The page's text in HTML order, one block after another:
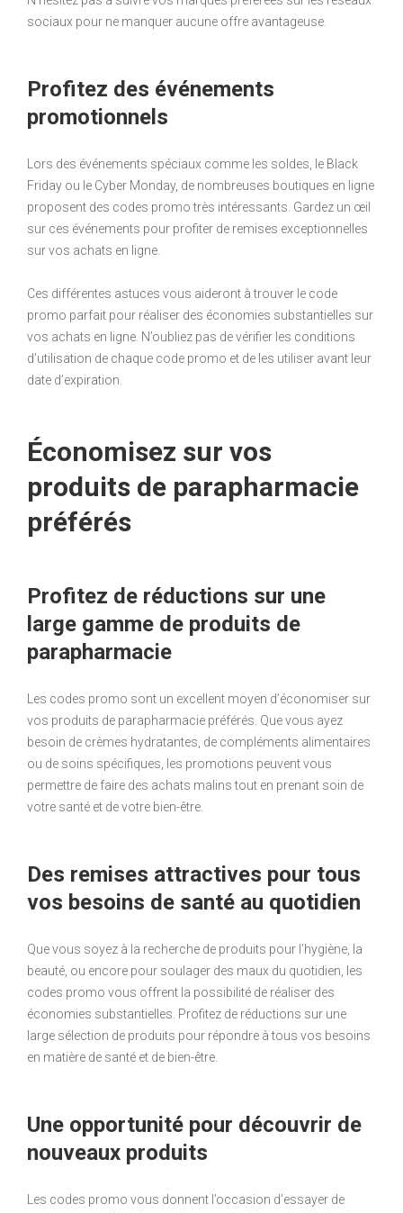
sociaux pour ne manquer aucune offre avantageuse.
Profitez des événements
promotionnels
Lors des événements spéciaux comme les soldes, le Black
Friday ou le Cyber Monday, de nombreuses boutiques en ligne
proposent des codes promo très intéressants. Gardez un œil
sur ces événements pour profiter de remises exceptionnelles
sur vos achats en ligne.
Ces différentes astuces vous aideront à trouver le code
promo parfait pour réaliser des économies substantielles sur
vos achats en ligne. N’oubliez pas de vérifier les conditions
d’utilisation de chaque code promo et de les utiliser avant leur
date d’expiration.
Économisez sur vos
produits de parapharmacie
préférés
Profitez de réductions sur une
large gamme de produits de
parapharmacie
Les codes promo sont un excellent moyen d’économiser sur
vos produits de parapharmacie préférés. Que vous ayez
besoin de crèmes hydratantes, de compléments alimentaires
ou de soins spécifiques, les promotions peuvent vous
permettre de faire des achats malins tout en prenant soin de
votre santé et de votre bien-être.
Des remises attractives pour tous
vos besoins de santé au quotidien
Que vous soyez à la recherche de produits pour l’hygiène, la
beauté, ou encore pour soulager des maux du quotidien, les
codes promo vous offrent la possibilité de réaliser des
économies substantielles. Profitez de réductions sur une
large sélection de produits pour répondre à tous vos besoins
en matière de santé et de bien-être.
Une opportunité pour découvrir de
nouveaux produits
Les codes promo vous donnent l’occasion d’essayer de